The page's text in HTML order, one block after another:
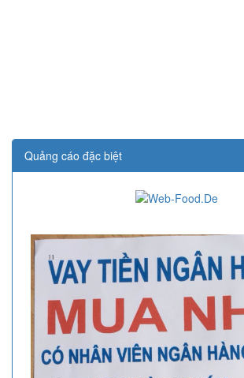
Quảng cáo đặc biệt